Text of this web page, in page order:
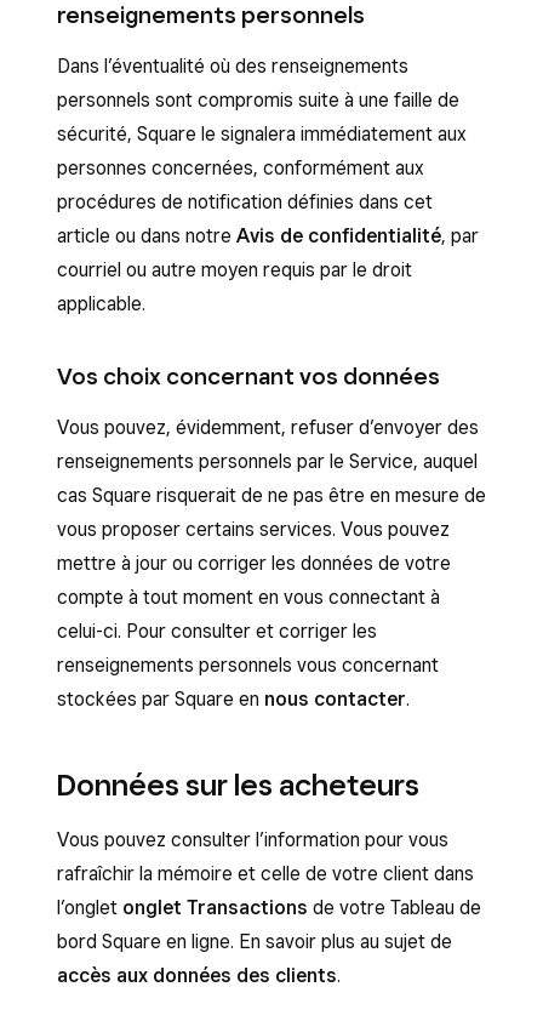
renseignements personnels
Dans l’éventualité où des renseignements
personnels sont compromis suite à une faille de
sécurité, Square le signalera immédiatement aux
personnes concernées, conformément aux
procédures de notification définies dans cet
article ou dans notre Avis de confidentialité, par
courriel ou autre moyen requis par le droit
applicable.
Vos choix concernant vos données
Vous pouvez, évidemment, refuser d’envoyer des
renseignements personnels par le Service, auquel
cas Square risquerait de ne pas être en mesure de
vous proposer certains services. Vous pouvez
mettre à jour ou corriger les données de votre
compte à tout moment en vous connectant à
celui-ci. Pour consulter et corriger les
renseignements personnels vous concernant
stockées par Square en nous contacter.
Données sur les acheteurs
Vous pouvez consulter l’information pour vous
rafraîchir la mémoire et celle de votre client dans
l’onglet onglet Transactions de votre Tableau de
bord Square en ligne. En savoir plus au sujet de
accès aux données des clients.